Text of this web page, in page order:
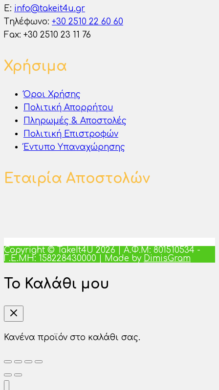
E: info@takeit4u.gr
Tηλέφωνο: +30 2510 22 60 60
Fax: +30 2510 23 11 76
Χρήσιμα
Όροι Χρήσης
Πολιτική Απορρήτου
Πληρωμές & Αποστολές
Πολιτική Επιστροφών
Έντυπο Υπαναχώρησης
Εταιρία Αποστολών
Copyright © TakeIt4U 2026 | Α.Φ.Μ: 801510534 -
Γ.Ε.ΜΗ: 158228430000 | Made by DimisGram
Το Καλάθι μου
Κανένα προϊόν στο καλάθι σας.